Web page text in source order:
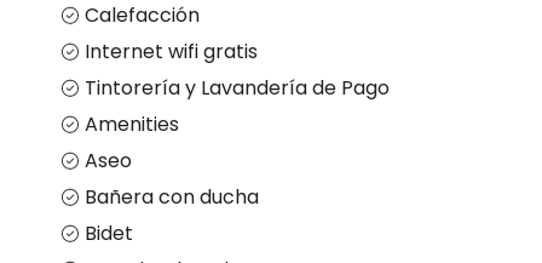
Calefacción
Internet wifi gratis
Tintorería y Lavandería de Pago
Amenities
Aseo
Bañera con ducha
Bidet